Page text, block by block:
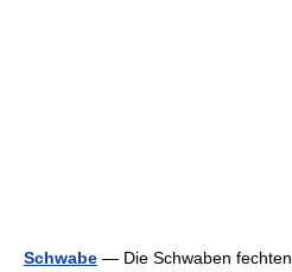
Schwabe — Die Schwaben